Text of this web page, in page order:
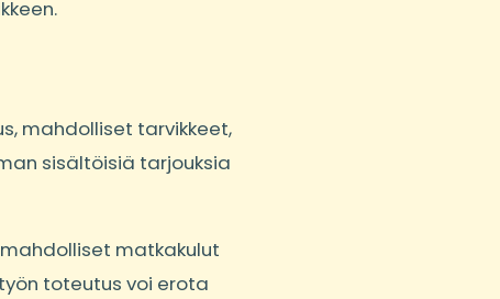
mahdolliset tarvikkeet,
sisältöisiä tarjouksia
matkakulut
toteutus voi erota